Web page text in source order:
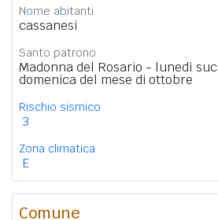
Nome abitanti
cassanesi
Santo patrono
Madonna del Rosario - lunedì
domenica del mese di ottobre
Rischio sismico
3
Zona climatica
E
Comune